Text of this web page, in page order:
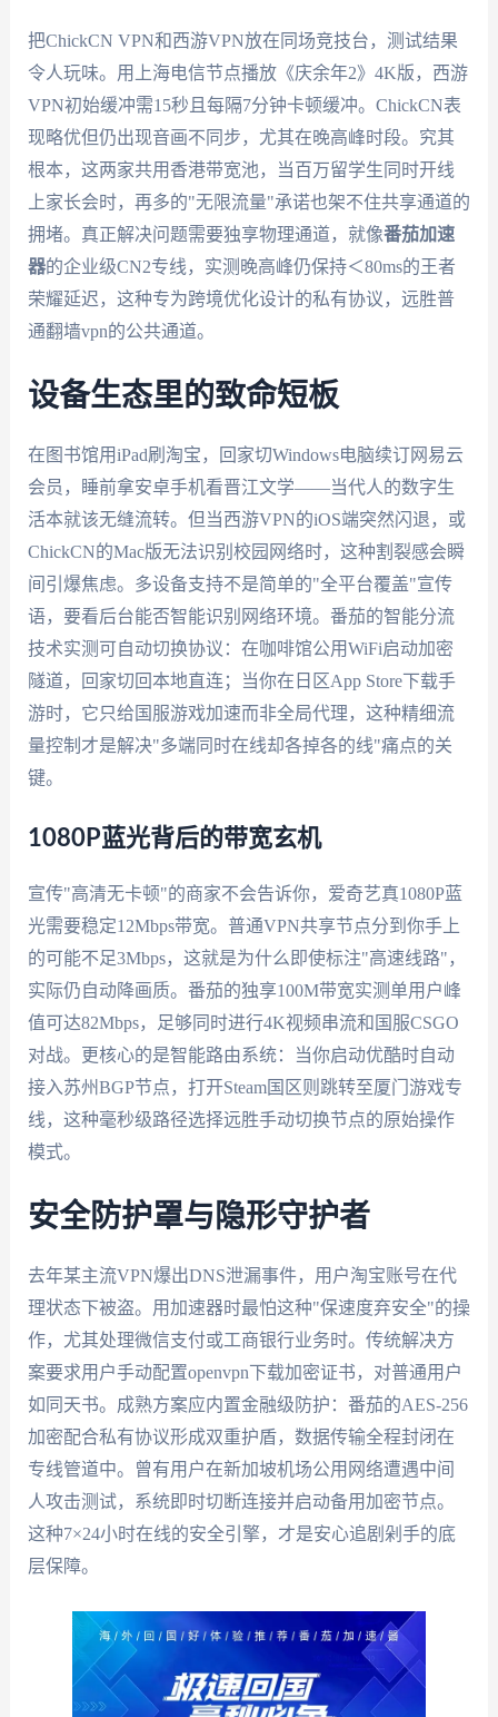
把ChickCN VPN和西游VPN放在同场竞技台，测试结果
令人玩味。用上海电信节点播放《庆余年2》4K版，西游
VPN初始缓冲需15秒且每隔7分钟卡顿缓冲。ChickCN表
现略优但仍出现音画不同步，尤其在晚高峰时段。究其
根本，这两家共用香港带宽池，当百万留学生同时开线
上家长会时，再多的"无限流量"承诺也架不住共享通道的
拥堵。真正解决问题需要独享物理通道，就像番茄加速
器的企业级CN2专线，实测晚高峰仍保持＜80ms的王者
荣耀延迟，这种专为跨境优化设计的私有协议，远胜普
通翻墙vpn的公共通道。
设备生态里的致命短板
在图书馆用iPad刷淘宝，回家切Windows电脑续订网易云
会员，睡前拿安卓手机看晋江文学——当代人的数字生
活本就该无缝流转。但当西游VPN的iOS端突然闪退，或
ChickCN的Mac版无法识别校园网络时，这种割裂感会瞬
间引爆焦虑。多设备支持不是简单的"全平台覆盖"宣传
语，要看后台能否智能识别网络环境。番茄的智能分流
技术实测可自动切换协议：在咖啡馆公用WiFi启动加密
隧道，回家切回本地直连；当你在日区App Store下载手
游时，它只给国服游戏加速而非全局代理，这种精细流
量控制才是解决"多端同时在线却各掉各的线"痛点的关
键。
1080P蓝光背后的带宽玄机
宣传"高清无卡顿"的商家不会告诉你，爱奇艺真1080P蓝
光需要稳定12Mbps带宽。普通VPN共享节点分到你手上
的可能不足3Mbps，这就是为什么即使标注"高速线路"，
实际仍自动降画质。番茄的独享100M带宽实测单用户峰
值可达82Mbps，足够同时进行4K视频串流和国服CSGO
对战。更核心的是智能路由系统：当你启动优酷时自动
接入苏州BGP节点，打开Steam国区则跳转至厦门游戏专
线，这种毫秒级路径选择远胜手动切换节点的原始操作
模式。
安全防护罩与隐形守护者
去年某主流VPN爆出DNS泄漏事件，用户淘宝账号在代
理状态下被盗。用加速器时最怕这种"保速度弃安全"的操
作，尤其处理微信支付或工商银行业务时。传统解决方
案要求用户手动配置openvpn下载加密证书，对普通用户
如同天书。成熟方案应内置金融级防护：番茄的AES-256
加密配合私有协议形成双重护盾，数据传输全程封闭在
专线管道中。曾有用户在新加坡机场公用网络遭遇中间
人攻击测试，系统即时切断连接并启动备用加密节点。
这种7×24小时在线的安全引擎，才是安心追剧剁手的底
层保障。